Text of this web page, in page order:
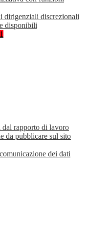
dirigenziali discrezionali
disponibili
1
dal rapporto di lavoro
da pubblicare sul sito
dei dati